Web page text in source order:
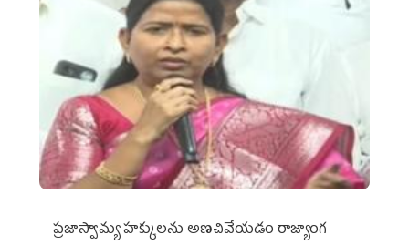
ప్రజాస్వామ్య హక్కులను అణచివేయడం రాజ్యాంగ